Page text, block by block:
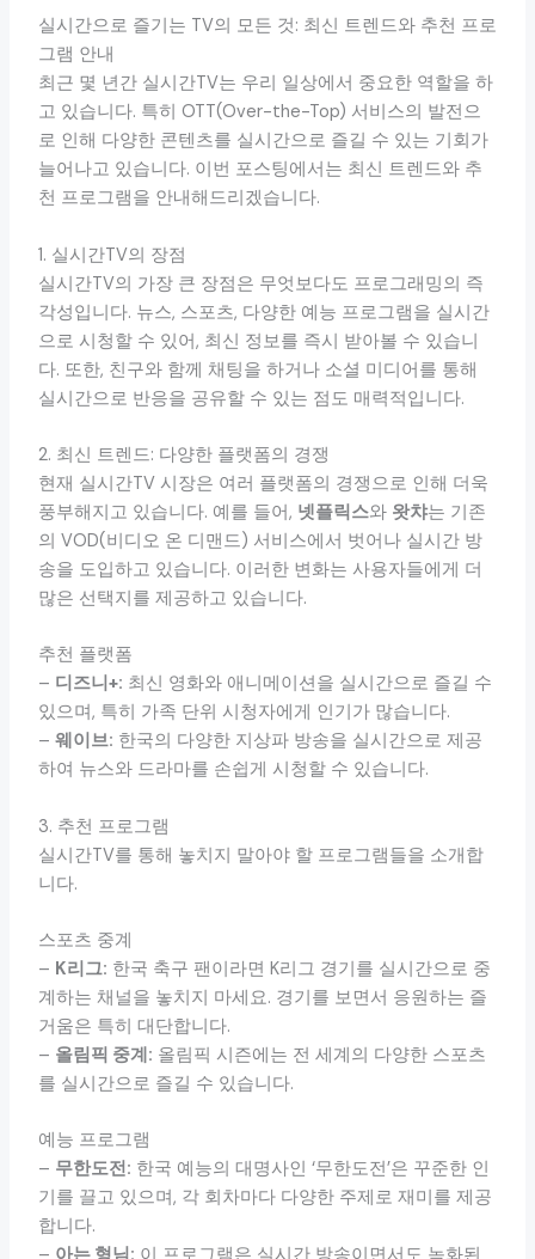
실시간으로 즐기는 TV의 모든 것: 최신 트렌드와 추천 프로
그램 안내
최근 몇 년간 실시간TV는 우리 일상에서 중요한 역할을 하
고 있습니다. 특히 OTT(Over-the-Top) 서비스의 발전으
로 인해 다양한 콘텐츠를 실시간으로 즐길 수 있는 기회가
늘어나고 있습니다. 이번 포스팅에서는 최신 트렌드와 추
천 프로그램을 안내해드리겠습니다.
1. 실시간TV의 장점
실시간TV의 가장 큰 장점은 무엇보다도 프로그래밍의 즉
각성입니다. 뉴스, 스포츠, 다양한 예능 프로그램을 실시간
으로 시청할 수 있어, 최신 정보를 즉시 받아볼 수 있습니
다. 또한, 친구와 함께 채팅을 하거나 소셜 미디어를 통해
실시간으로 반응을 공유할 수 있는 점도 매력적입니다.
2. 최신 트렌드: 다양한 플랫폼의 경쟁
현재 실시간TV 시장은 여러 플랫폼의 경쟁으로 인해 더욱
풍부해지고 있습니다. 예를 들어, 넷플릭스와 왓챠는 기존
의 VOD(비디오 온 디맨드) 서비스에서 벗어나 실시간 방
송을 도입하고 있습니다. 이러한 변화는 사용자들에게 더
많은 선택지를 제공하고 있습니다.
추천 플랫폼
– 디즈니+: 최신 영화와 애니메이션을 실시간으로 즐길 수
있으며, 특히 가족 단위 시청자에게 인기가 많습니다.
– 웨이브: 한국의 다양한 지상파 방송을 실시간으로 제공
하여 뉴스와 드라마를 손쉽게 시청할 수 있습니다.
3. 추천 프로그램
실시간TV를 통해 놓치지 말아야 할 프로그램들을 소개합
니다.
스포츠 중계
– K리그: 한국 축구 팬이라면 K리그 경기를 실시간으로 중
계하는 채널을 놓치지 마세요. 경기를 보면서 응원하는 즐
거움은 특히 대단합니다.
– 올림픽 중계: 올림픽 시즌에는 전 세계의 다양한 스포츠
를 실시간으로 즐길 수 있습니다.
예능 프로그램
– 무한도전: 한국 예능의 대명사인 ‘무한도전’은 꾸준한 인
기를 끌고 있으며, 각 회차마다 다양한 주제로 재미를 제공
합니다.